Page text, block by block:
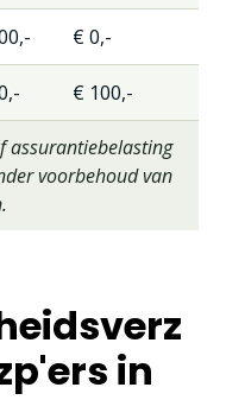
€ 0,-
€ 100,-
assurantiebelasting
voorbehoud van
in